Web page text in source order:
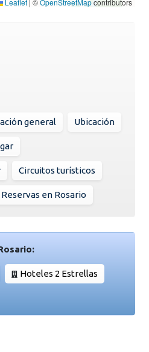
Leaflet ©OpenStreetMapcontributors
general Ubicación
Circuitos turísticos
Reservas en Rosario
Hoteles 2 Estrellas